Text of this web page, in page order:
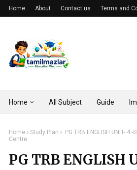
Home About Contact us Terms and
Home All Subject Guide
Home Study Plan
PG TRB ENGLISH UNIT-
Centre
PG TRB